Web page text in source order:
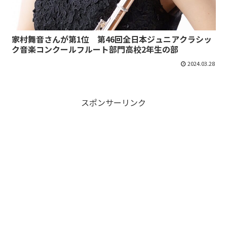
家村舞音さんが第1位 第46回全日本ジュニアクラシッ
ク音楽コンクールフルート部門高校2年生の部
2024.03.28
スポンサーリンク